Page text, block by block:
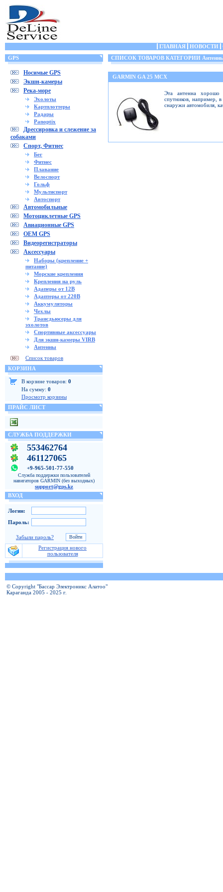
ГЛАВНАЯ НОВОСТИ
GPS
Носимые GPS
Экшн-камеры
Река-море
Эхолоты
Картплоттеры
Радары
Panoptix
Дрессировка и слежение за
собаками
Спорт, Фитнес
Бег
Фитнес
Плавание
Велоспорт
Гольф
Мультиспорт
Автоспорт
Автомобильные
Мотоциклетные GPS
Авиационные GPS
OEM GPS
Видеорегистраторы
Аксессуары
Наборы (крепление +
питание)
Морские крепления
Крепления на руль
Адаперы от 12В
Адаптеры от 220В
Аккумуляторы
Чехлы
Трансдьюсеры для
эхолотов
Спортивные аксессуары
Для экшн-камеры VIRB
Антенны
Список товаров
КОРЗИНА
В корзине товаров: 0
На сумму: 0
Просмотр корзины
ПРАЙС ЛИСТ
СЛУЖБА ПОДДЕРЖКИ
553462764
461127065
+9-965-501-77-550
Служба поддержки пользователей
навигаторов GARMIN (без выходных)
support@gps.kz
ВХОД
Логин:
Пароль:
Забыли пароль?
Регистрация нового
пользователя
СПИСОК ТОВАРОВ КАТЕГОРИИ
GARMIN GA 25 MCX
Эта антенна хорошо
спутников, например,
снаружи автомобиля,
© Copyright "Бассар Электроникс Алатоо"
Караганда 2005 - 2025 г.